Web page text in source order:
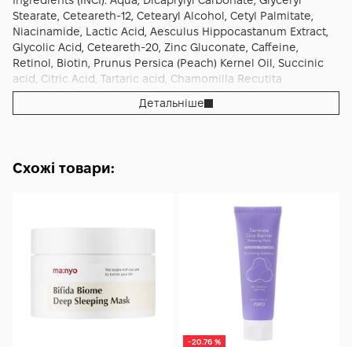
Stearate, Ceteareth-12, Cetearyl Alcohol, Cetyl Palmitate,
Niacinamide, Lactic Acid, Aesculus Hippocastanum Extract,
Glycolic Acid, Ceteareth-20, Zinc Gluconate, Caffeine,
Retinol, Biotin, Prunus Persica (Peach) Kernel Oil, Succinic
acid, Citric Acid, Tartaric acid, Chamomilla Recutita
(Matricaria) Flower Extract, Parfum, Sorbitan Caprylate,
Propanediol, Benzoic Acid
Детальніше
Схожі товари:
-20.76 %